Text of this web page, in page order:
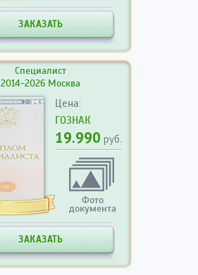
ЗАКАЗАТЬ
Специалист
2014-2026 Москва
Цена:
ГОЗНАК
19.990 руб.
Фото
документа
ЗАКАЗАТЬ